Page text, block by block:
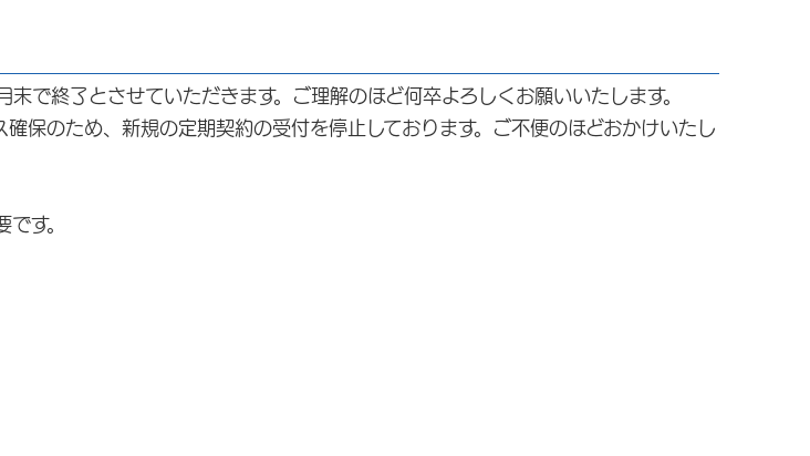
終了とさせていただきます。ご理解のほど何卒よろしくお願いいたします。
保のため、新規の定期契約の受付を停止しております。ご不便のほどおかけいたし
す。